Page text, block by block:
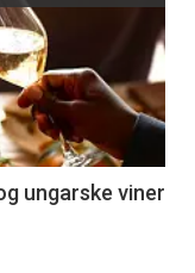
ungarske viner